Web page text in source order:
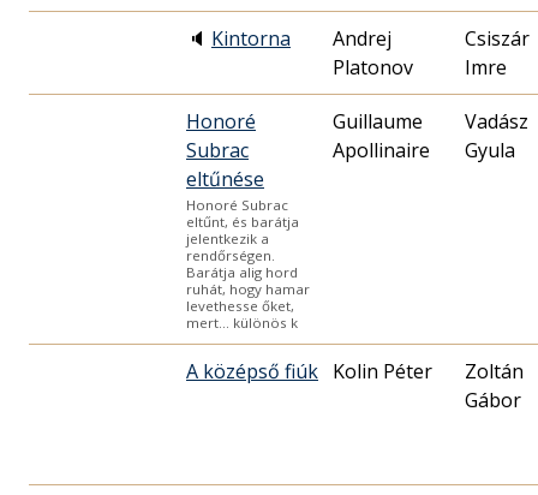
🔈 Kintorna
Andrej
Platonov
Csiszár
Imre
Honoré
Subrac
eltűnése
Honoré Subrac
eltűnt, és barátja
jelentkezik a
rendőrségen.
Barátja alig hord
ruhát, hogy hamar
levethesse őket,
mert… különös k
Guillaume
Apollinaire
Vadász
Gyula
A középső fiúk Kolin Péter
Zoltán
Gábor